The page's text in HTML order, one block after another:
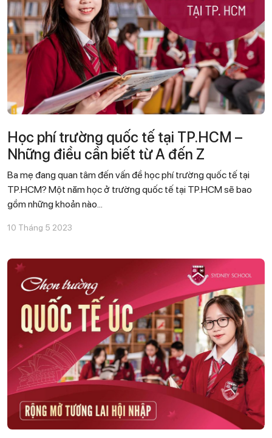
Học phí trường quốc tế tại TP.HCM –
Những điều cần biết từ A đến Z
Ba mẹ đang quan tâm đến vấn đề học phí trường quốc tế tại
TP.HCM? Một năm học ở trường quốc tế tại TP.HCM sẽ bao
gồm những khoản nào...
10 Tháng 5 2023